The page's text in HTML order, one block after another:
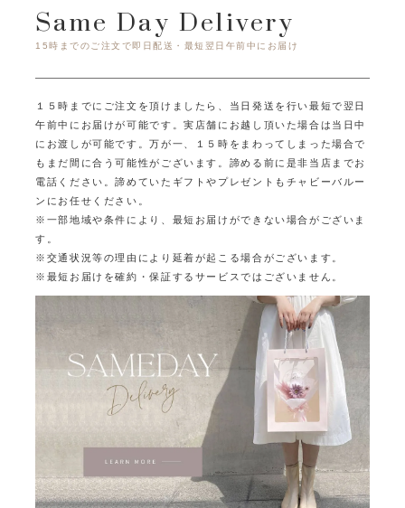
Same Day Delivery
15時までのご注文で即日配送・最短翌日午前中にお届け
１５時までにご注文を頂けましたら、当日発送を行い最短で翌日
午前中にお届けが可能です。実店舗にお越し頂いた場合は当日中
にお渡しが可能です。万が一、１５時をまわってしまった場合で
もまだ間に合う可能性がございます。 諦める前に是非当店までお
電話ください。諦めていたギフトやプレゼントもチャビーバルー
ンにお任せください。
※一部地域や条件により、最短お届けができない場合がございま
す。
※交通状況等の理由により延着が起こる場合がございます。
※最短お届けを確約・保証するサービスではございません。